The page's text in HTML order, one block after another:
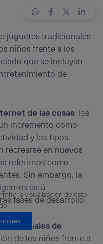
juguetes tradicionales
niños frente a los
que se incluyan
de
de las cosas, los
incremento como
y los tipos
recrearse en nuevos
referirnos como
Sin embargo, la
está
fases de desarrollo.
de
de los niños frente a
la visualización de este